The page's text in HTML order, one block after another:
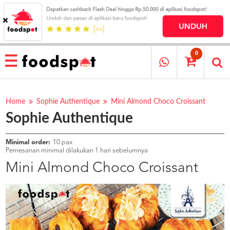
HOME
MENU
RESTAURANT
PESAN
OUR
COMPANY
KATA
MEREKA
KATALOG
LOYALTY
PROGRAM
FAQ
ABOUT
0
Home Sophie Authentique Mini Almond Choco Croissant
Sophie Authentique
Minimal order: 10 pax
Pemesanan minimal dilakukan 1 hari sebelumnya
Mini Almond Choco Croissant